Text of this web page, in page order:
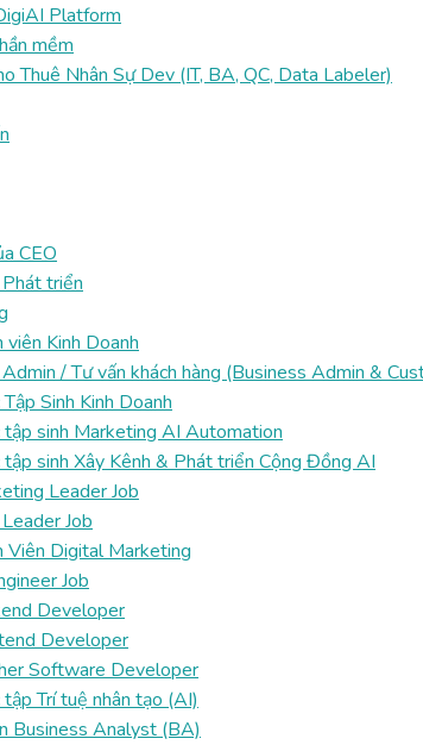
Platform
mềm
Thuê Nhân Sự Dev (IT, BA, QC, Data Labeler)
CEO
triển
viên Kinh Doanh
/ Tư vấn khách hàng (Business Admin &
Sinh Kinh Doanh
tập sinh Marketing AI Automation
tập sinh Xây Kênh & Phát triển Cộng Đồng AI
Leader Job
Job
Viên Digital Marketing
Job
Developer
Developer
Software Developer
tập Trí tuệ nhân tạo (AI)
Business Analyst (BA)